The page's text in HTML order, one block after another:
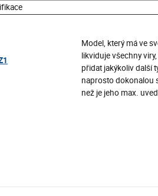
Model, který má ve
likviduje všechny
přidat jakýkoliv další
naprosto dokonalou
než je jeho max.